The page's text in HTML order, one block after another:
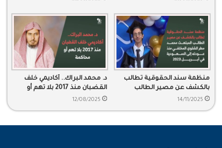
منظمة سند الحقوقية تطالب
بالكشف عن مصير الطالب
المبتعث محمد مطر الشلوي
14/11/2025
د. محمد البراك.. أكاديمي خلف
القضبان منذ 2017 بلا تهم أو
محاكمة
12/08/2025